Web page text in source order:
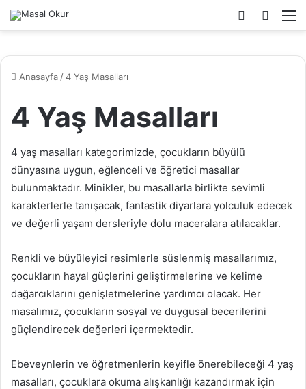
Arama
...
Dış
değiştir
Anasayfa /4 Yaş Masalları
4 Yaş Masalları
4 yaş masalları kategorimizde, çocukların büyülü
dünyasına uygun, eğlenceli ve öğretici masallar
bulunmaktadır. Minikler, bu masallarla birlikte sevimli
karakterlerle tanışacak, fantastik diyarlara yolculuk edecek
ve değerli yaşam dersleriyle dolu maceralara atılacaklar.
Renkli ve büyüleyici resimlerle süslenmiş masallarımız,
çocukların hayal güçlerini geliştirmelerine ve kelime
dağarcıklarını genişletmelerine yardımcı olacak. Her
masalımız, çocukların sosyal ve duygusal becerilerini
güçlendirecek değerleri içermektedir.
Ebeveynlerin ve öğretmenlerin keyifle önerebileceği 4 yaş
masalları, çocuklara okuma alışkanlığı kazandırmak için